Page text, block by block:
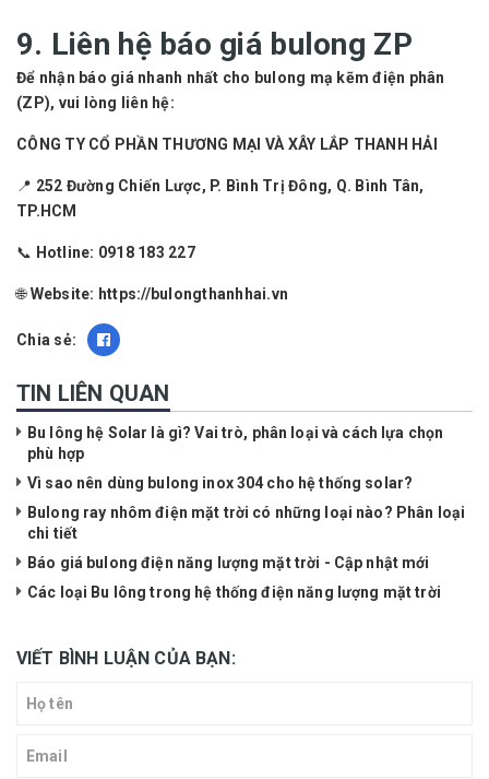
9. Liên hệ báo giá bulong ZP
Để nhận báo giá nhanh nhất cho bulong mạ kẽm điện phân
(ZP), vui lòng liên hệ:
CÔNG TY CỔ PHẦN THƯƠNG MẠI VÀ XÂY LẮP THANH HẢI
📍 252 Đường Chiến Lược, P. Bình Trị Đông, Q. Bình Tân,
TP.HCM
📞 Hotline: 0918 183 227
🌐 Website: https://bulongthanhhai.vn
Chia sẻ:
TIN LIÊN QUAN
Bu lông hệ Solar là gì? Vai trò, phân loại và cách lựa chọn
phù hợp
Vì sao nên dùng bulong inox 304 cho hệ thống solar?
Bulong ray nhôm điện mặt trời có những loại nào? Phân loại
chi tiết
Báo giá bulong điện năng lượng mặt trời - Cập nhật mới
Các loại Bu lông trong hệ thống điện năng lượng mặt trời
VIẾT BÌNH LUẬN CỦA BẠN: